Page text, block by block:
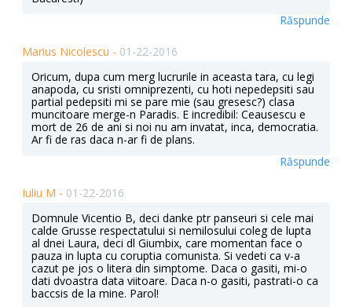
Răspunde
Marius Nicolescu - 01-22-2016
Oricum, dupa cum merg lucrurile in aceasta tara, cu legi
anapoda, cu sristi omniprezenti, cu hoti nepedepsiti sau
partial pedepsiti mi se pare mie (sau gresesc?) clasa
muncitoare merge-n Paradis. E incredibil: Ceausescu e
mort de 26 de ani si noi nu am invatat, inca, democratia.
Ar fi de ras daca n-ar fi de plans.
Răspunde
Iuliu M - 01-22-2016
Domnule Vicentio B, deci danke ptr panseuri si cele mai
calde Grusse respectatului si nemilosului coleg de lupta
al dnei Laura, deci dl Giumbix, care momentan face o
pauza in lupta cu coruptia comunista. Si vedeti ca v-a
cazut pe jos o litera din simptome. Daca o gasiti, mi-o
dati dvoastra data viitoare. Daca n-o gasiti, pastrati-o ca
baccsis de la mine. Parol!